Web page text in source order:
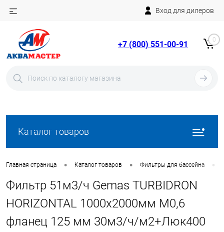
Вход для дилеров
+7 (800) 551-00-91 0
Каталог товаров
Главная страница • Каталог товаров • Фильтры для бассейна •
Фильтр 51м3/ч Gemas TURBIDRON
HORIZONTAL 1000х2000мм M0,6
фланец 125 мм 30м3/ч/м2+Люк400